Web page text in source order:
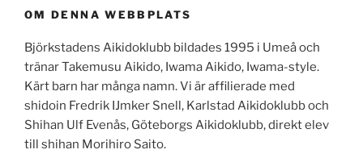
OM DENNA WEBBPLATS
Björkstadens Aikidoklubb bildades 1995 i Umeå och
tränar Takemusu Aikido, Iwama Aikido, Iwama-style.
Kärt barn har många namn. Vi är affilierade med
shidoin Fredrik IJmker Snell, Karlstad Aikidoklubb och
Shihan Ulf Evenås, Göteborgs Aikidoklubb, direkt elev
till shihan Morihiro Saito.